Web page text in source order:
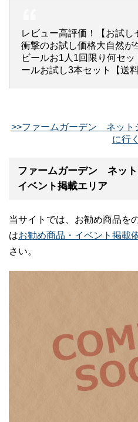
レビュー高評価！【お試し
衝撃のお試し価格大自然が
ビールお1人1回限り何セ
ールお試し3本セット【送料
>>ファームガーデン ネット
に行
ファームガーデン ネット
イベント掲載エリア
当サイトでは、お勧め商品を
はお勧め商品・イベント掲載
さい。